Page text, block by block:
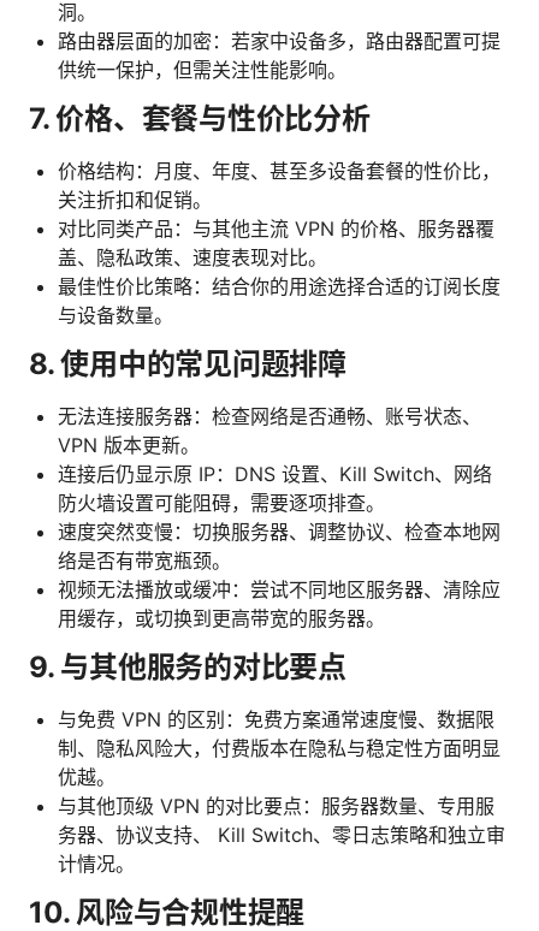
洞。
路由器层面的加密：若家中设备多，路由器配置可提
供统一保护，但需关注性能影响。
7. 价格、套餐与性价比分析
价格结构：月度、年度、甚至多设备套餐的性价比，
关注折扣和促销。
对比同类产品：与其他主流 VPN 的价格、服务器覆
盖、隐私政策、速度表现对比。
最佳性价比策略：结合你的用途选择合适的订阅长度
与设备数量。
8. 使用中的常见问题排障
无法连接服务器：检查网络是否通畅、账号状态、
VPN 版本更新。
连接后仍显示原 IP：DNS 设置、Kill Switch、网络
防火墙设置可能阻碍，需要逐项排查。
速度突然变慢：切换服务器、调整协议、检查本地网
络是否有带宽瓶颈。
视频无法播放或缓冲：尝试不同地区服务器、清除应
用缓存，或切换到更高带宽的服务器。
9. 与其他服务的对比要点
与免费 VPN 的区别：免费方案通常速度慢、数据限
制、隐私风险大，付费版本在隐私与稳定性方面明显
优越。
与其他顶级 VPN 的对比要点：服务器数量、专用服
务器、协议支持、 Kill Switch、零日志策略和独立审
计情况。
10. 风险与合规性提醒